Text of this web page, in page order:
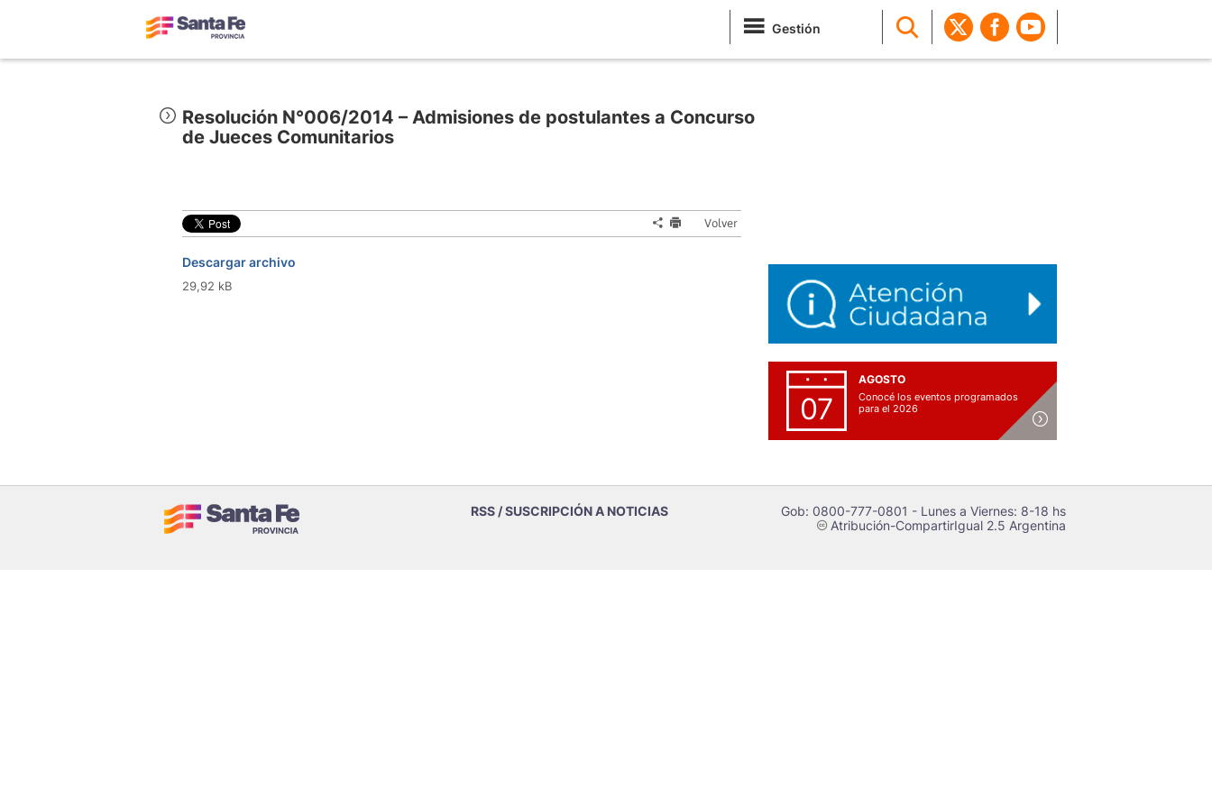
Gestión
Resolución N°006/2014 – Admisiones de postulantes a Concurso
de Jueces Comunitarios
Volver
Descargar archivo
29,92 kB
07
AGOSTO
Conocé los eventos programados
para el 2026
RSS / SUSCRIPCIÓN A NOTICIAS Gob: 0800-777-0801 - Lunes a Viernes: 8-18 hs
cAtribución-CompartirIgual 2.5 Argentina